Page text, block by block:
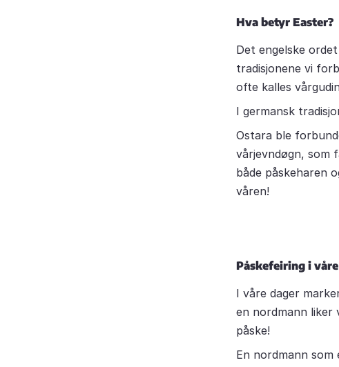
Hva betyr Easter?
Det engelske
tradisjonene vi
ofte kalles
I germansk
Ostara ble
vårjevndøgn, som
både påskeharen
våren!
Påskefeiring i
I våre dager
en nordmann liker
påske!
En nordmann